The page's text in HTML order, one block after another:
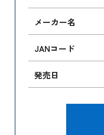
メーカー名
JANコード
発売日